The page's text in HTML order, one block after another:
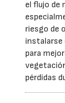
el flujo de
riesgo de
instalarse
para
pérdidas